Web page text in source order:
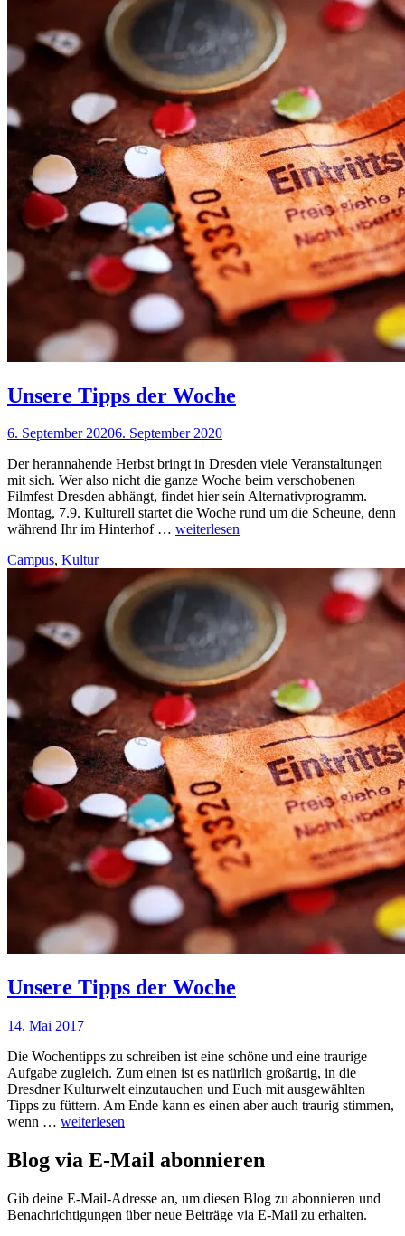
Unsere Tipps der Woche
6. September 20206. September 2020
Der herannahende Herbst bringt in Dresden viele Veranstaltungen
mit sich. Wer also nicht die ganze Woche beim verschobenen
Filmfest Dresden abhängt, findet hier sein Alternativprogramm.
Montag, 7.9. Kulturell startet die Woche rund um die Scheune, denn
während Ihr im Hinterhof … Unsere
Woche
weiterlesen
Campus, Kultur
Unsere Tipps der Woche
14. Mai 2017
Die Wochentipps zu schreiben ist eine schöne und eine traurige
Aufgabe zugleich. Zum einen ist es natürlich großartig, in die
Dresdner Kulturwelt einzutauchen und Euch mit ausgewählten
Tipps zu füttern. Am Ende kann es einen aber auch traurig stimmen,
wenn … Unsere
der
Woche
weiterlesen
Blog via E-Mail abonnieren
Gib deine E-Mail-Adresse an, um diesen Blog zu abonnieren und
Benachrichtigungen über neue Beiträge via E-Mail zu erhalten.